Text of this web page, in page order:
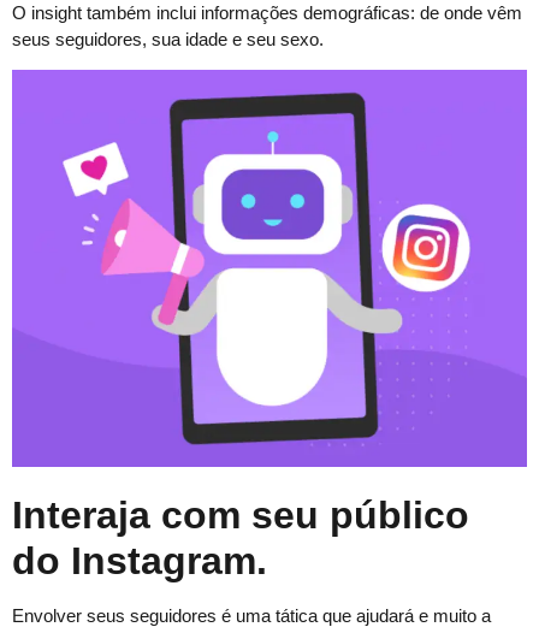
O insight também inclui informações demográficas: de onde vêm
seus seguidores, sua idade e seu sexo.
Interaja com seu público
do Instagram.
Envolver seus seguidores é uma tática que ajudará e muito a